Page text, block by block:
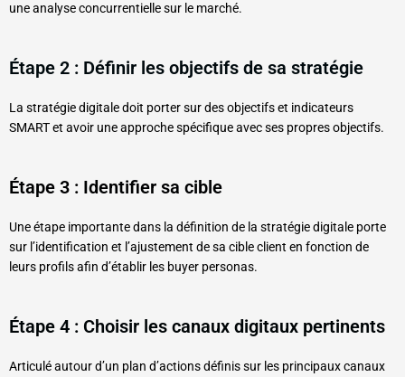
une analyse concurrentielle sur le marché.
Étape 2 : Définir les objectifs de sa stratégie
La stratégie digitale doit porter sur des objectifs et indicateurs
SMART et avoir une approche spécifique avec ses propres objectifs.
Étape 3 : Identifier sa cible
Une étape importante dans la définition de la stratégie digitale porte
sur l’identification et l’ajustement de sa cible client en fonction de
leurs profils afin d’établir les buyer personas.
Étape 4 : Choisir les canaux digitaux pertinents
Articulé autour d’un plan d’actions définis sur les principaux canaux